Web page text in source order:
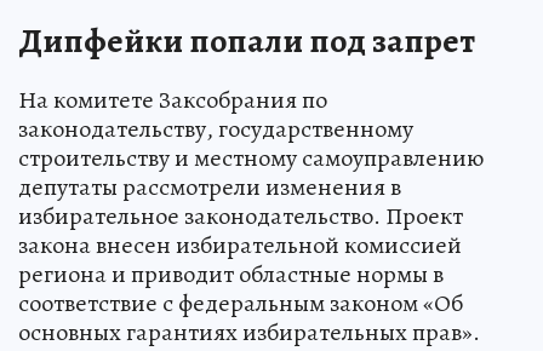
Дипфейки попали под запрет
На комитете Заксобрания по
законодательству, государственному
строительству и местному самоуправлению
депутаты рассмотрели изменения в
избирательное законодательство. Проект
закона внесен избирательной комиссией
региона и приводит областные нормы в
соответствие с федеральным законом «Об
основных гарантиях избирательных прав».